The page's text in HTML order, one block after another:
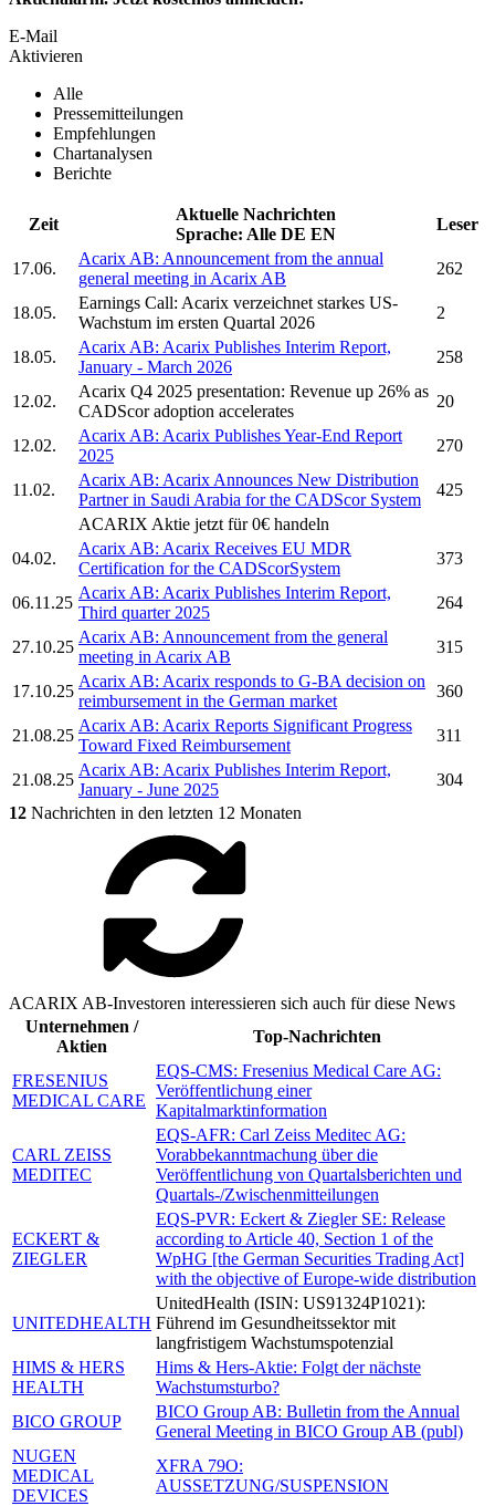
E-Mail
Aktivieren
Alle
Pressemitteilungen
Empfehlungen
Chartanalysen
Berichte
Zeit
Aktuelle Nachrichten
Sprache: Alle DE EN
Leser
17.06.
Acarix AB: Announcement from the annual
general meeting in Acarix AB
262
18.05.
Earnings Call: Acarix verzeichnet starkes US-
Wachstum im ersten Quartal 2026
2
18.05.
Acarix AB: Acarix Publishes Interim Report,
January - March 2026
258
12.02.
Acarix Q4 2025 presentation: Revenue up 26% as
CADScor adoption accelerates
20
12.02.
Acarix AB: Acarix Publishes Year-End Report
2025
270
11.02.
Acarix AB: Acarix Announces New Distribution
Partner in Saudi Arabia for the CADScor System
425
ACARIX Aktie jetzt für 0€ handeln
04.02.
Acarix AB: Acarix Receives EU MDR
Certification for the CADScorSystem
373
06.11.25
Acarix AB: Acarix Publishes Interim Report,
Third quarter 2025
264
27.10.25
Acarix AB: Announcement from the general
meeting in Acarix AB
315
17.10.25
Acarix AB: Acarix responds to G-BA decision on
reimbursement in the German market
360
21.08.25
Acarix AB: Acarix Reports Significant Progress
Toward Fixed Reimbursement
311
21.08.25
Acarix AB: Acarix Publishes Interim Report,
January - June 2025
304
12 Nachrichten in den letzten 12 Monaten
ACARIX AB-Investoren interessieren sich auch für diese News
Unternehmen /
Aktien
Top-Nachrichten
FRESENIUS
MEDICAL CARE
EQS-CMS: Fresenius Medical Care AG:
Veröffentlichung einer
Kapitalmarktinformation
CARL ZEISS
MEDITEC
EQS-AFR: Carl Zeiss Meditec AG:
Vorabbekanntmachung über die
Veröffentlichung von Quartalsberichten und
Quartals-/Zwischenmitteilungen
ECKERT &
ZIEGLER
EQS-PVR: Eckert & Ziegler SE: Release
according to Article 40, Section 1 of the
WpHG [the German Securities Trading Act]
with the objective of Europe-wide distribution
UNITEDHEALTH
UnitedHealth (ISIN: US91324P1021):
Führend im Gesundheitssektor mit
langfristigem Wachstumspotenzial
HIMS & HERS
HEALTH
Hims & Hers-Aktie: Folgt der nächste
Wachstumsturbo?
BICO GROUP
BICO Group AB: Bulletin from the Annual
General Meeting in BICO Group AB (publ)
NUGEN
MEDICAL
DEVICES
XFRA 79O:
AUSSETZUNG/SUSPENSION